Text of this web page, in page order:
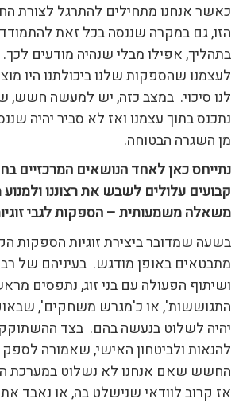
כאשר אנחנו מתחילים להתרגל לצורת
הזו, גם במקרה שננסה בכל זאת
בתהליך, אפילו מבלי שנהיה מודעים לכך.
לעצמנו שהספקות שלנו ביכולתנו היו
לנו סיכוי. במצב כזה, יש למעשה חשש,
נתכנס בתוך עצמנו ואז לא סביר יהיה
מן השגרה הבטוחה.
נתייחס כאן לאחד הנושאים המרכזיים
קבועים עלולים לשבש את רצוננו
משאלה משמעותית – הספקות לגבי
בשעה שמדובר ביצירת זוגיות הספקות
מתבטאים באופן מודגש. בעיניהם של
ושיתוף הפעולה עם בני זוג, נתפסים
התגוששות', או כ'מגרש משחקים',
יהיה לשלוט בנעשה בהם. בצד
להנאות ולביטחון האישי, שאמורה לספק
החשש שאם אנחנו לא נשלוט במערכת
אז קרוב לוודאי שנישלט בה, או נאבד